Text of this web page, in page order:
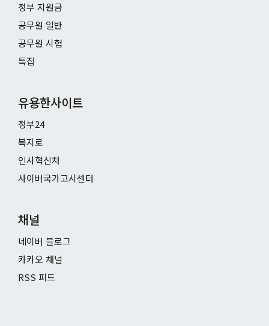
정부 지원금
공무원 일반
공무원 시험
특집
유용한사이트
정부24
복지로
인사혁신처
사이버국가고시센터
채널
네이버 블로그
카카오 채널
RSS 피드